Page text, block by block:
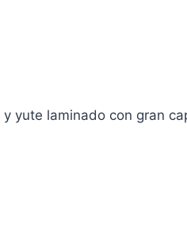
yute laminado con gran